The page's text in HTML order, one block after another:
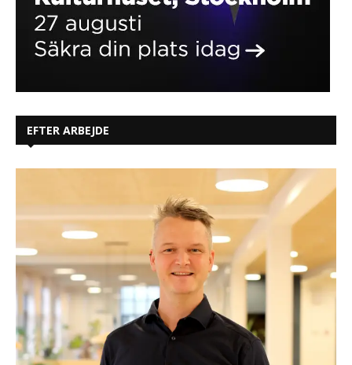
EFTER ARBEJDE